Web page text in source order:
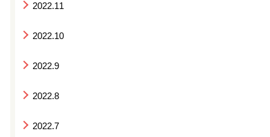
2022.11
2022.10
2022.9
2022.8
2022.7